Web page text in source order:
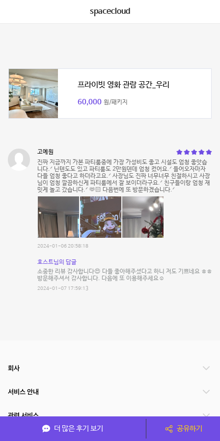
spacecloud
프라이빗 영화 관람 공간_우리
60,000 원/패키지
고예원
진짜 지금까지 가본 파티룸중에 가장 가성비도 좋고 시설도 엄청 좋앗습
니다.ᐟ 닌텐도도 있고 파티룸도 2만원덴데 엄청 컸어요.ᐟ 들어오자마자
다들 엄청 좋다고 하더라고요.ᐟ 사장님도 진짜 너무너무 친절하시고 사장
님이 엄청 깔끔하신게 파티룸에서 잘 보이더라구요.ᐟ 친구들이랑 엄청 재
밋게 놀고 갔습니다.ᐟ 🫶🏻 다음번에 또 방문하겠습니다.ᐟ
2024-01-06 20:58:18
호스트님의 답글
소중한 리뷰 감사합니다😍 다들 좋아해주셨다고 하니 저도 기쁘네요 ㅎㅎ
방문해주셔서 감사합니다. 다음에 또 이용해주세요☺️
2024-01-07 17:59:13
더 많은 후기 보기 공유하기
회사
서비스 안내
관련 서비스